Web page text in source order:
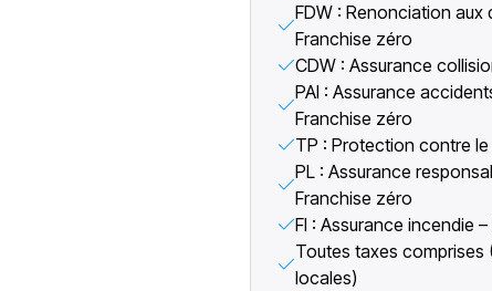
FDW : Renonciation aux
Franchise zéro
CDW : Assurance
PAI : Assurance
Franchise zéro
TP : Protection contre
PL : Assurance
Franchise zéro
FI : Assurance incendie
Toutes taxes comprises
locales)